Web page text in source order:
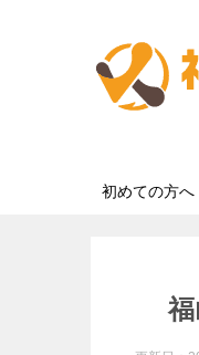
初めての方へ